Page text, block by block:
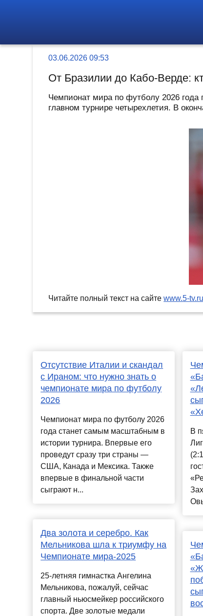
03.06.2026 09:53
От Бразилии до Кабо-Верде:
Чемпионат мира по футболу 2026 года
главном турнире четырехлетия. В
Читайте полный текст на сайтеwww.5-tv.ru
Отсутствие Италии и скандал
с Ираном: что нужно знать о
чемпионате мира по футболу
2026
Чемпионат мира по футболу 2026
года станет самым масштабным в
истории турнира. Впервые его
проведут сразу три страны —
США, Канада и Мексика. Также
впервые в финальной части
сыграют н...
Два золота и серебро. Как
Мельникова шла к триумфу на
Чемпионате мира-2025
25-летняя гимнастка Ангелина
Мельникова, пожалуй, сейчас
главный ньюсмейкер российского
спорта. Две золотые медали
В